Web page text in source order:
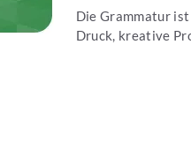
Die Grammatur
Druck, kreative